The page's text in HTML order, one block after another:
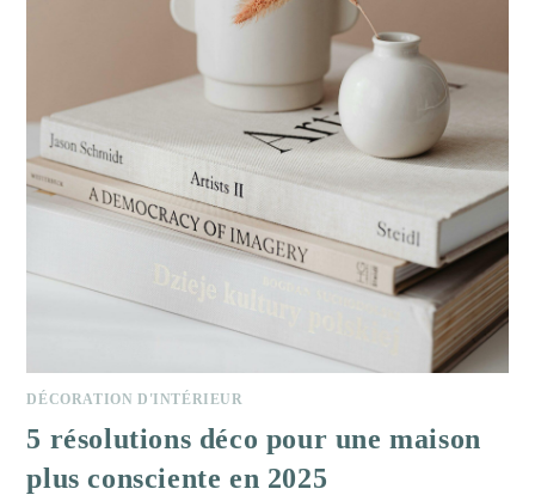
DÉCORATION D'INTÉRIEUR
5 résolutions déco pour une maison
plus consciente en 2025